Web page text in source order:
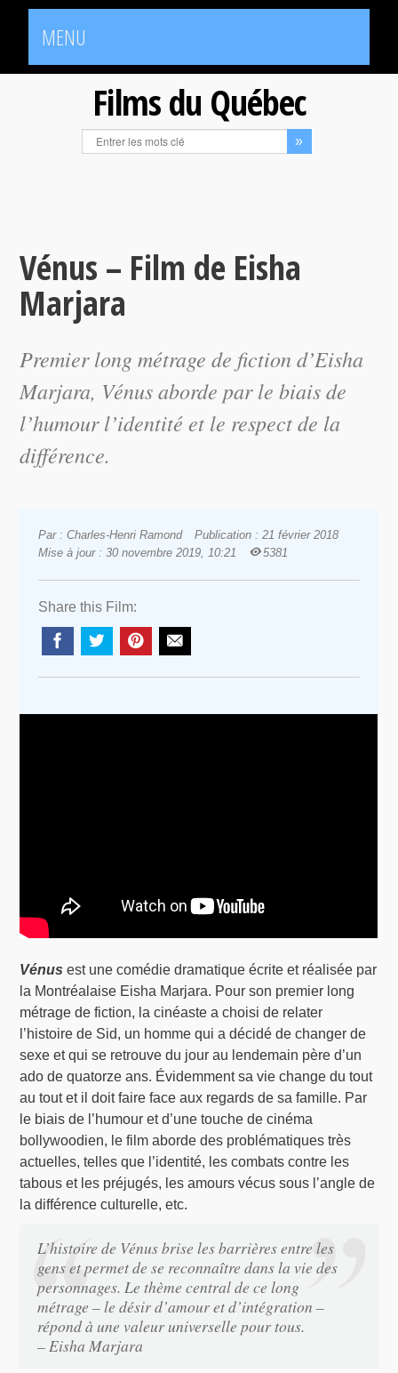
MENU
Films du Québec
Vénus – Film de Eisha
Marjara
Premier long métrage de fiction d’Eisha
Marjara, Vénusaborde par le biais de
l’humour l’identité et le respect de la
différence.
Par : Charles-Henri Ramond
Publication : 21 février 2018
Mise à jour : 30 novembre 2019, 10:21
5381
Share this Film:
Vénus est une comédie dramatique écrite et réalisée par
la Montréalaise Eisha Marjara. Pour son premier long
métrage de fiction, la cinéaste a choisi de relater
l’histoire de Sid, un homme qui a décidé de changer de
sexe et qui se retrouve du jour au lendemain père d’un
ado de quatorze ans. Évidemment sa vie change du tout
au tout et il doit faire face aux regards de sa famille. Par
le biais de l’humour et d’une touche de cinéma
bollywoodien, le film aborde des problématiques très
actuelles, telles que l’identité, les combats contre les
tabous et les préjugés, les amours vécus sous l’angle de
la différence culturelle, etc.
L’histoire de Vénus brise les barrières entre les
gens et permet de se reconnaître dans la vie des
personnages. Le thème central de ce long
métrage – le désir d’amour et d’intégration –
répond à une valeur universelle pour tous.
– Eisha Marjara